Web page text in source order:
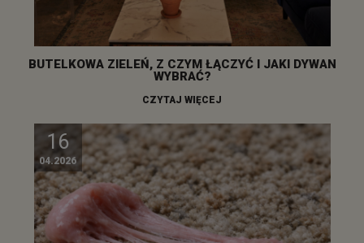
BUTELKOWA ZIELEŃ, Z CZYM ŁĄCZYĆ I JAKI DYWAN
WYBRAĆ?
CZYTAJ WIĘCEJ
16
04.2026